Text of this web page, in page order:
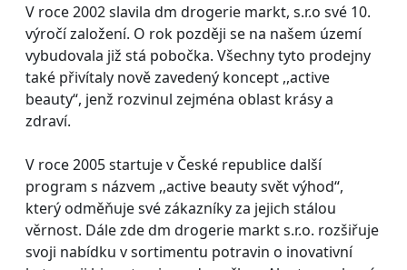
V roce 2002 slavila dm drogerie markt, s.r.o své 10.
výročí založení. O rok později se na našem území
vybudovala již stá pobočka. Všechny tyto prodejny
také přivítaly nově zavedený koncept ,,active
beauty“, jenž rozvinul zejména oblast krásy a
zdraví.
V roce 2005 startuje v České republice další
program s názvem ,,active beauty svět výhod“,
který odměňuje své zákazníky za jejich stálou
věrnost. Dále zde dm drogerie markt s.r.o. rozšiřuje
svoji nabídku v sortimentu potravin o inovativní